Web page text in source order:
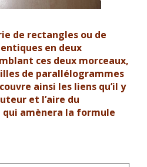
de rectangles ou de
en deux
ces deux morceaux,
de parallélogrammes
ainsi les liens qu’il y
et l’aire du
amènera la formule